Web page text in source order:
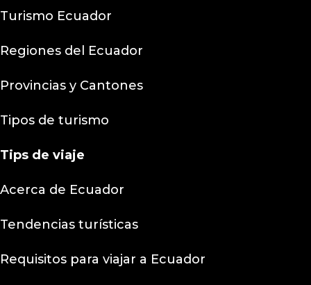
Turismo Ecuador
Regiones del Ecuador
Provincias y Cantones
Tipos de turismo
Tips de viaje
Acerca de Ecuador
Tendencias turísticas
Requisitos para viajar a Ecuador